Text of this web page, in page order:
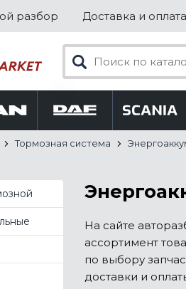
разбор Доставка и оплата
Тормозная система
На сайте
ассортимент
по выбору
доставки и